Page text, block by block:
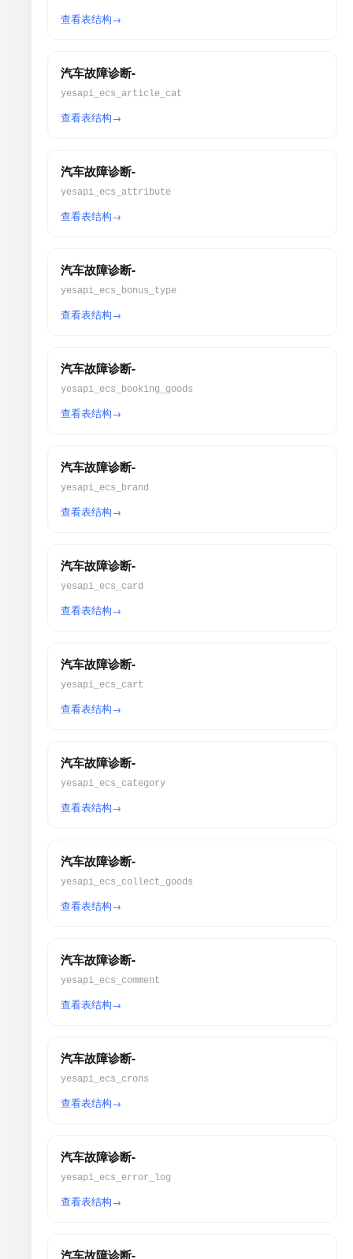
查看表结构
汽车故障诊断-
yesapi_ecs_article_cat
查看表结构
汽车故障诊断-
yesapi_ecs_attribute
查看表结构
汽车故障诊断-
yesapi_ecs_bonus_type
查看表结构
汽车故障诊断-
yesapi_ecs_booking_goods
查看表结构
汽车故障诊断-
yesapi_ecs_brand
查看表结构
汽车故障诊断-
yesapi_ecs_card
查看表结构
汽车故障诊断-
yesapi_ecs_cart
查看表结构
汽车故障诊断-
yesapi_ecs_category
查看表结构
汽车故障诊断-
yesapi_ecs_collect_goods
查看表结构
汽车故障诊断-
yesapi_ecs_comment
查看表结构
汽车故障诊断-
yesapi_ecs_crons
查看表结构
汽车故障诊断-
yesapi_ecs_error_log
查看表结构
汽车故障诊断-